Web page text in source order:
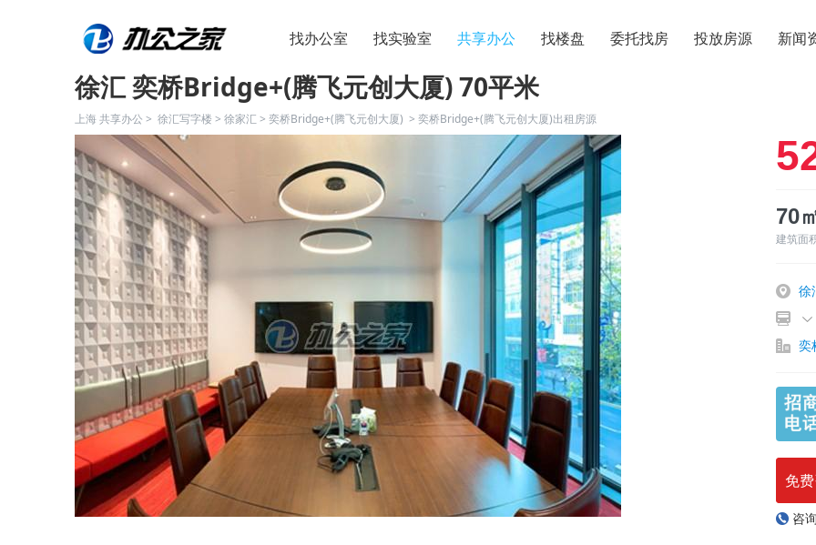
找办公室 找实验室 共享办公 找楼盘 委托找房 投放房源 新闻
徐汇 奕桥Bridge+(腾飞元创大厦) 70平米
上海 共享办公 > 徐汇写字楼 > 徐家汇 > 奕桥Bridge+(腾飞元创大厦) > 奕桥Bridge+(腾飞元创大厦)出租房源
70
建筑面
徐
奕
免
咨